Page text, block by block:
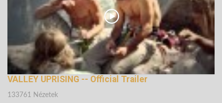
VALLEY UPRISING -- Official Trailer
133761 Nézetek